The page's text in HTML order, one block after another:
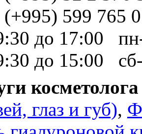
(+995) 599 765
до 17:00
до 15:00
косметолога
глаз и губ),